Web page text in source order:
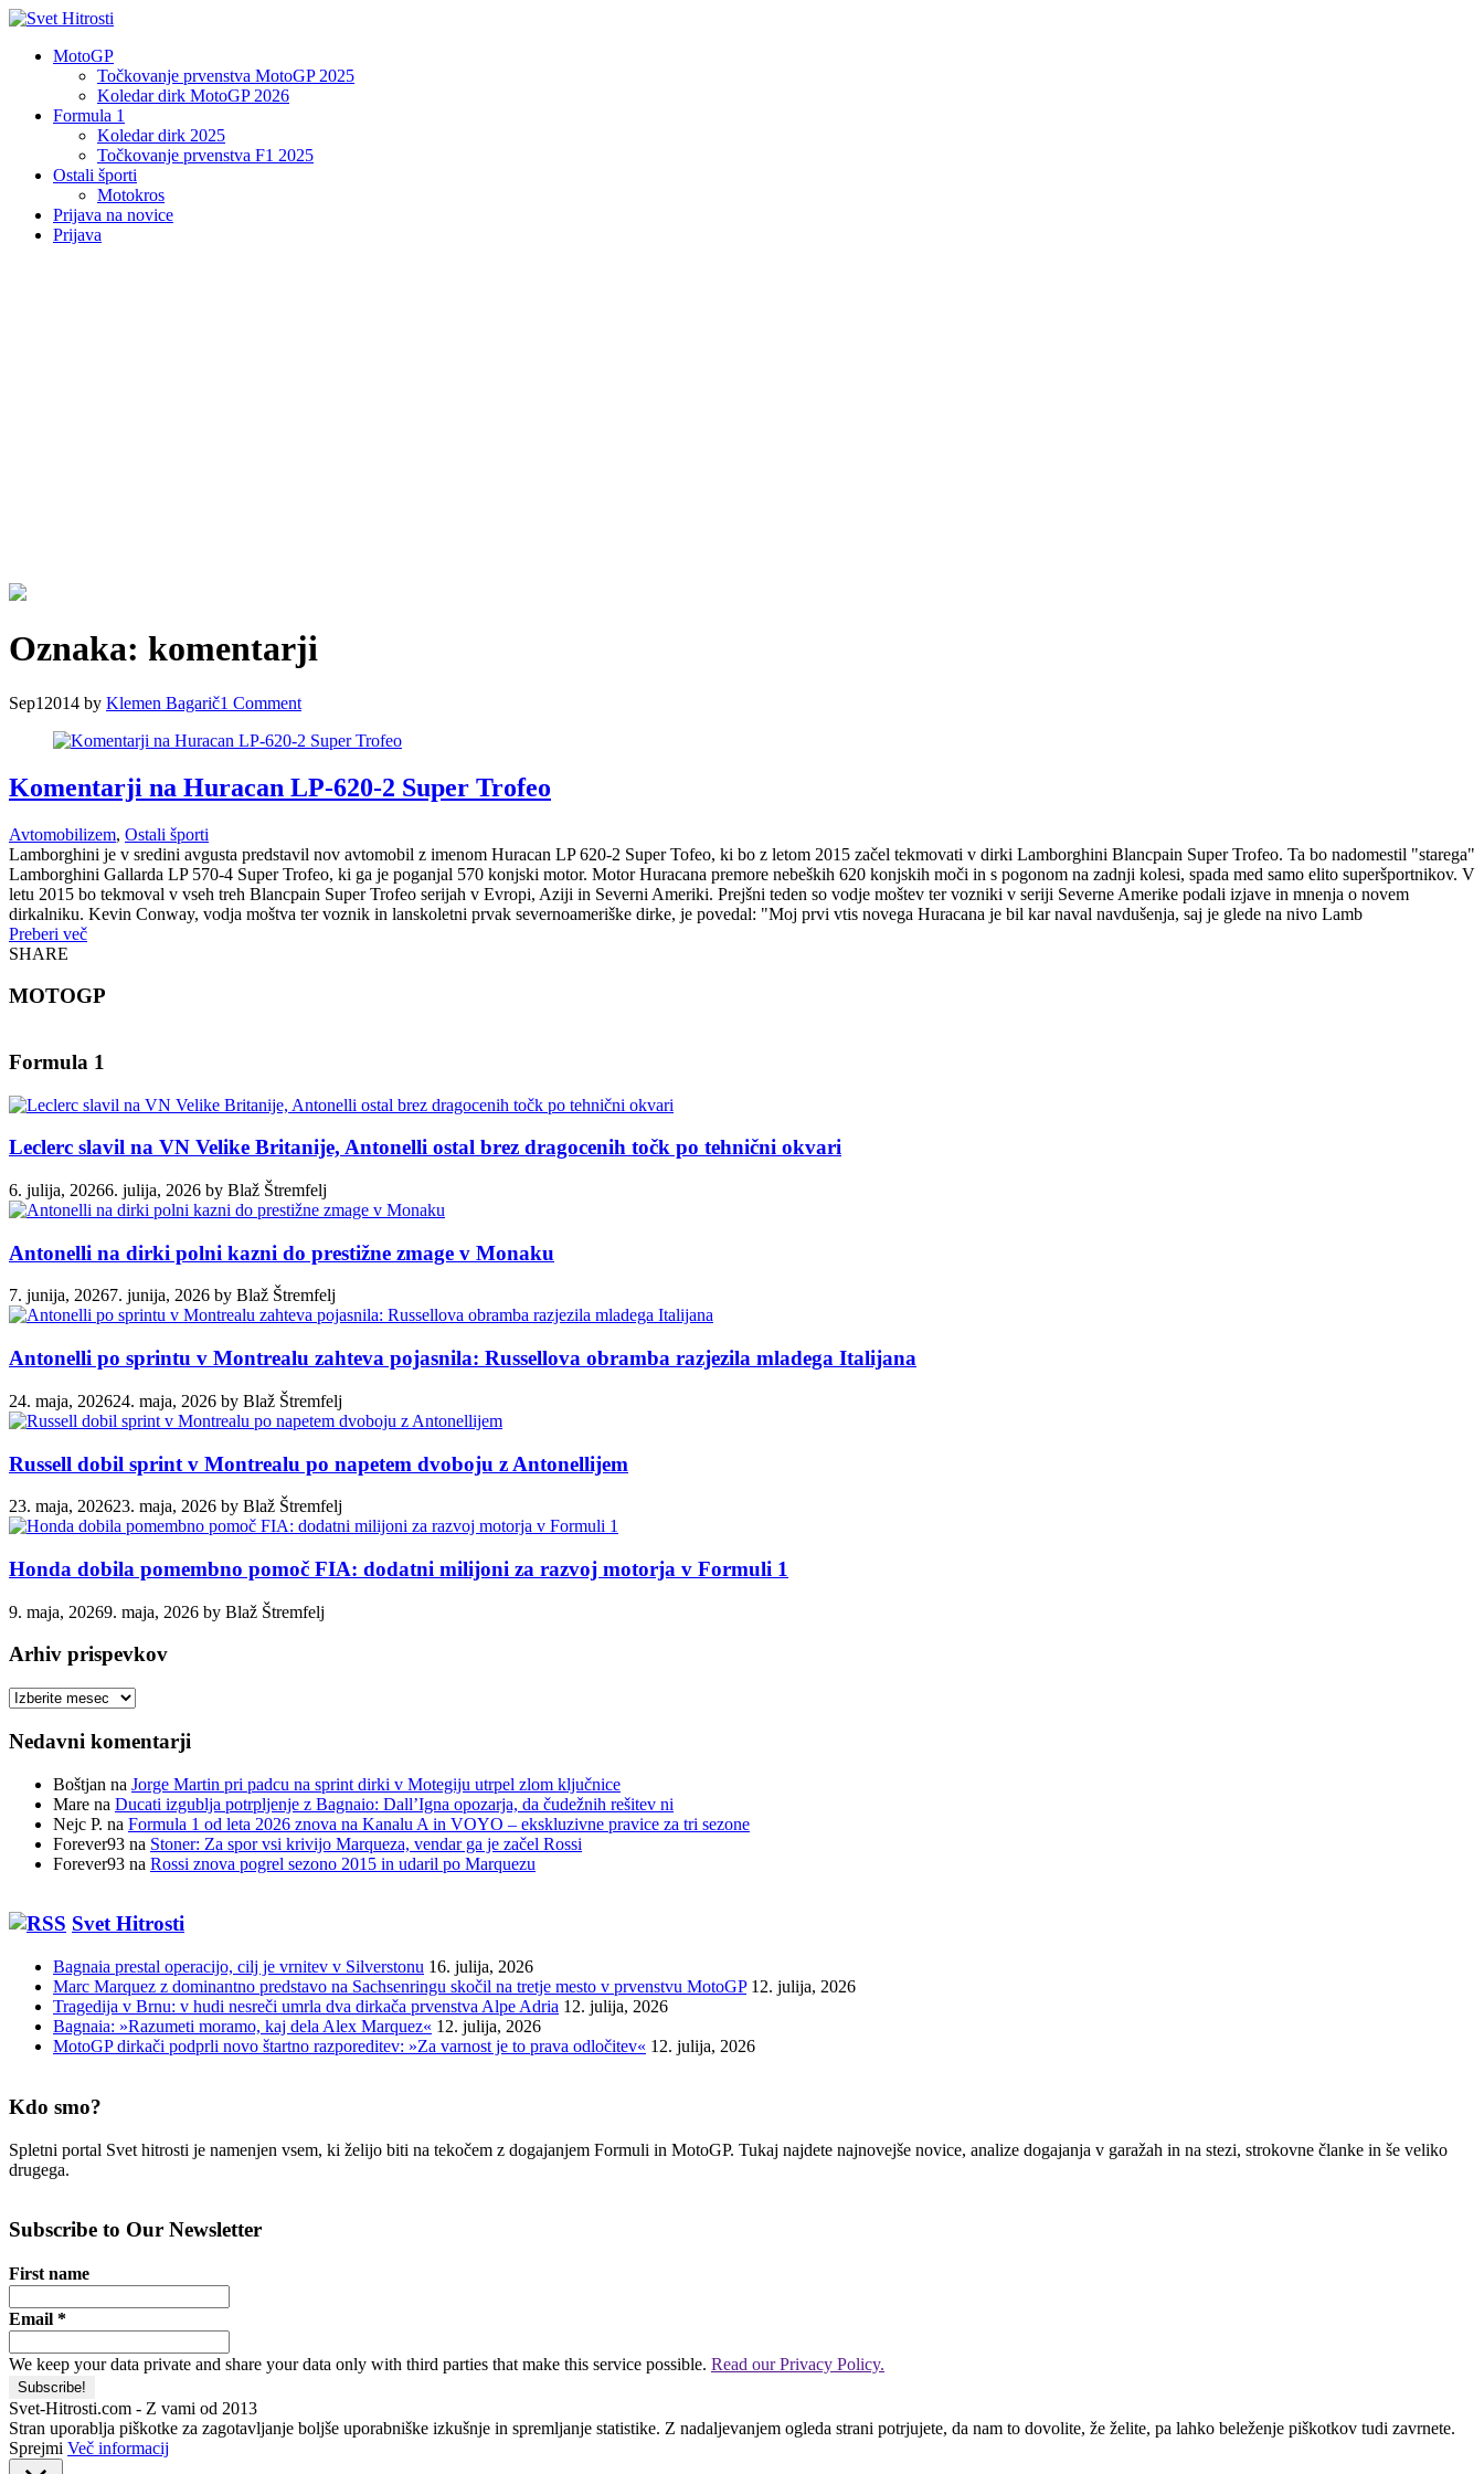
MotoGP
Točkovanje prvenstva MotoGP 2025
Koledar dirk MotoGP 2026
Formula 1
Koledar dirk 2025
Točkovanje prvenstva F1 2025
Ostali športi
Motokros
Prijava na novice
Prijava
Oznaka: komentarji
Sep1 2014 by Klemen Bagarič1 Comment
Komentarji na Huracan LP-620-2 Super Trofeo
Avtomobilizem, Ostali športi
Lamborghini je v sredini avgusta predstavil nov avtomobil z imenom Huracan LP 620-2 Super Tofeo, ki bo z letom 2015 začel tekmovati v dirki Lamborghini Blancpain Super Trofeo. Ta bo nadomestil "starega"
Lamborghini Gallarda LP 570-4 Super Trofeo, ki ga je poganjal 570 konjski motor. Motor Huracana premore nebeških 620 konjskih moči in s pogonom na zadnji kolesi, spada med samo elito superšportnikov. V
letu 2015 bo tekmoval v vseh treh Blancpain Super Trofeo serijah v Evropi, Aziji in Severni Ameriki. Prejšni teden so vodje moštev ter vozniki v seriji Severne Amerike podali izjave in mnenja o novem
dirkalniku. Kevin Conway, vodja moštva ter voznik in lanskoletni prvak severnoameriške dirke, je povedal: "Moj prvi vtis novega Huracana je bil kar naval navdušenja, saj je glede na nivo Lamb
Preberi več
SHARE
MOTOGP
Formula 1
Leclerc slavil na VN Velike Britanije, Antonelli ostal brez dragocenih točk po tehnični okvari
6. julija, 20266. julija, 2026 by Blaž Štremfelj
Antonelli na dirki polni kazni do prestižne zmage v Monaku
7. junija, 20267. junija, 2026 by Blaž Štremfelj
Antonelli po sprintu v Montrealu zahteva pojasnila: Russellova obramba razjezila mladega Italijana
24. maja, 202624. maja, 2026 by Blaž Štremfelj
Russell dobil sprint v Montrealu po napetem dvoboju z Antonellijem
23. maja, 202623. maja, 2026 by Blaž Štremfelj
Honda dobila pomembno pomoč FIA: dodatni milijoni za razvoj motorja v Formuli 1
9. maja, 20269. maja, 2026 by Blaž Štremfelj
Arhiv prispevkov
Arhiv
Nedavni komentarji
Boštjan na Jorge Martin pri padcu na sprint dirki v Motegiju utrpel zlom ključnice
Mare na Ducati izgublja potrpljenje z Bagnaio: Dall’Igna opozarja, da čudežnih rešitev ni
Nejc P. na Formula 1 od leta 2026 znova na Kanalu A in VOYO – ekskluzivne pravice za tri sezone
Forever93 na Stoner: Za spor vsi krivijo Marqueza, vendar ga je začel Rossi
Forever93 na Rossi znova pogrel sezono 2015 in udaril po Marquezu
Svet Hitrosti
Bagnaia prestal operacijo, cilj je vrnitev v Silverstonu 16. julija, 2026
Marc Marquez z dominantno predstavo na Sachsenringu skočil na tretje mesto v prvenstvu MotoGP 12. julija, 2026
Tragedija v Brnu: v hudi nesreči umrla dva dirkača prvenstva Alpe Adria 12. julija, 2026
Bagnaia: »Razumeti moramo, kaj dela Alex Marquez« 12. julija, 2026
MotoGP dirkači podprli novo štartno razporeditev: »Za varnost je to prava odločitev« 12. julija, 2026
Kdo smo?
Spletni portal Svet hitrosti je namenjen vsem, ki želijo biti na tekočem z dogajanjem Formuli in MotoGP. Tukaj najdete najnovejše novice, analize dogajanja v garažah in na stezi, strokovne članke in še veliko
drugega.
Subscribe to Our Newsletter
First name
Email *
We keep your data private and share your data only with third parties that make this service possible. Read our Privacy Policy.
Svet-Hitrosti.com - Z vami od 2013
Stran uporablja piškotke za zagotavljanje boljše uporabniške izkušnje in spremljanje statistike. Z nadaljevanjem ogleda strani potrjujete, da nam to dovolite, že želite, pa lahko beleženje piškotkov tudi zavrnete.
Sprejmi Več informacij